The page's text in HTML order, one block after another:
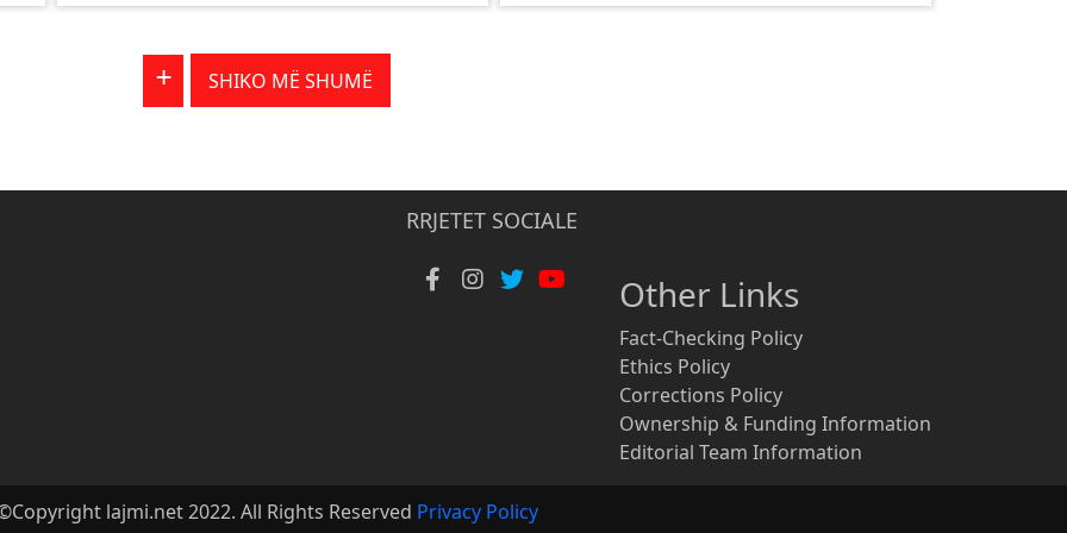
+ SHIKO MË SHUMË
RRJETET SOCIALE
Other Links
Fact-Checking Policy
Ethics Policy
Corrections Policy
Ownership & Funding Information
Editorial Team Information
lajmi.net 2022. All Rights Reserved Privacy Policy